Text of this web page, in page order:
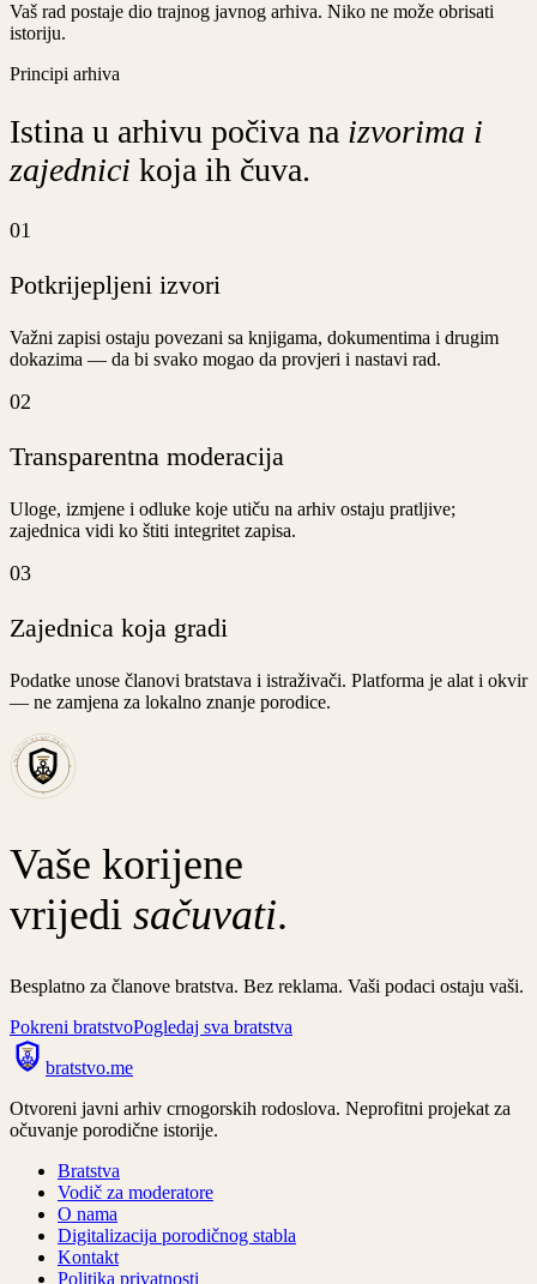
Vaš rad postaje dio trajnog javnog arhiva. Niko ne može obrisati
istoriju.
Principi arhiva
Istina u arhivu počiva na izvorima i
zajednici koja ih čuva.
01
Potkrijepljeni izvori
Važni zapisi ostaju povezani sa knjigama, dokumentima i drugim
dokazima — da bi svako mogao da provjeri i nastavi rad.
02
Transparentna moderacija
Uloge, izmjene i odluke koje utiču na arhiv ostaju pratljive;
zajednica vidi ko štiti integritet zapisa.
03
Zajednica koja gradi
Podatke unose članovi bratstava i istraživači. Platforma je alat i okvir
— ne zamjena za lokalno znanje porodice.
BRATSTVO·ME·EST·MMXXI
Vaše korijene
vrijedi sačuvati.
Besplatno za članove bratstva. Bez reklama. Vaši podaci ostaju vaši.
Pokreni bratstvoPogledaj sva bratstva
bratstvo.me
Otvoreni javni arhiv crnogorskih rodoslova. Neprofitni projekat za
očuvanje porodične istorije.
Bratstva
Vodič za moderatore
O nama
Digitalizacija porodičnog stabla
Kontakt
Politika privatnosti